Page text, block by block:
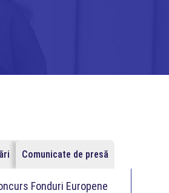
Comunicate de presă
Fonduri Europene